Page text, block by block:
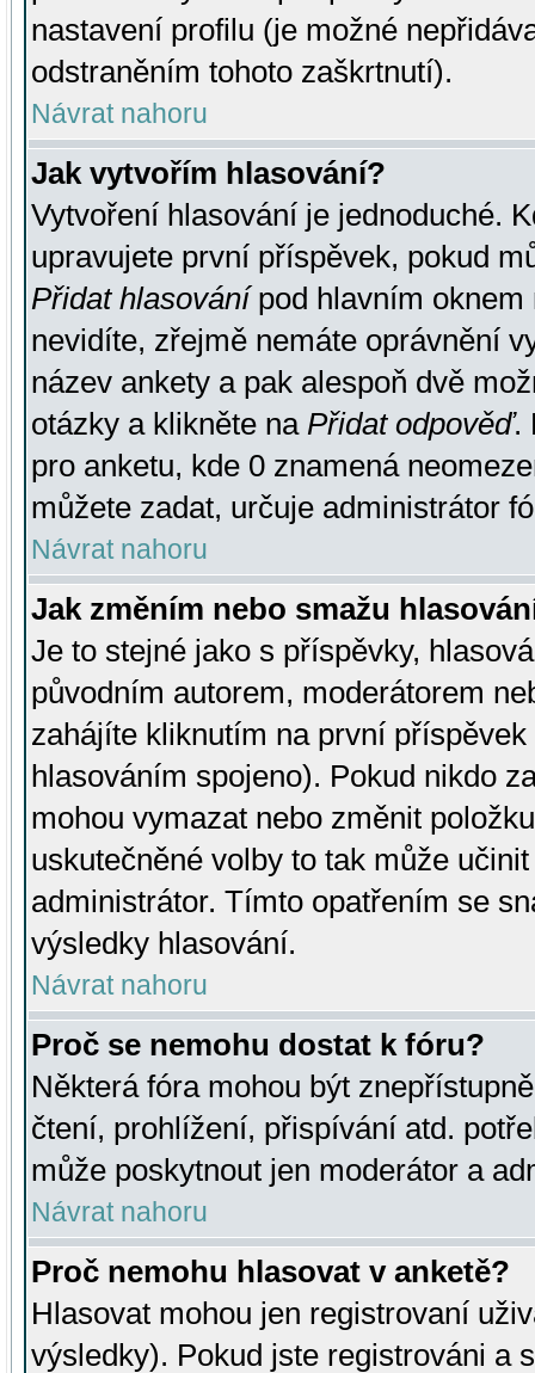
nastavení profilu (je možné
odstraněním tohoto zaškrtnutí).
Návrat nahoru
Jak vytvořím hlasování?
Vytvoření hlasování je jednoduché.
upravujete první příspěvek, pokud
Přidat hlasovánípod hlavním oknem
nevidíte, zřejmě nemáte oprávnění
název ankety a pak alespoň dvě
otázky a klikněte na Přidat odpověď.
pro anketu, kde 0 znamená
můžete zadat, určuje administrátor
Návrat nahoru
Jak změním nebo smažu
Je to stejné jako s příspěvky,
původním autorem, moderátorem
zahájíte kliknutím na první
hlasováním spojeno). Pokud nikdo
mohou vymazat nebo změnit
uskutečněné volby to tak může
administrátor. Tímto opatřením se
výsledky hlasování.
Návrat nahoru
Proč se nemohu dostat k fóru?
Některá fóra mohou být
čtení, prohlížení, přispívání atd.
může poskytnout jen moderátor a
Návrat nahoru
Proč nemohu hlasovat v anketě?
Hlasovat mohou jen registrovaní
výsledky). Pokud jste registrováni a